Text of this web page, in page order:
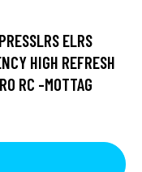
ELRS
HIGH REFRESH
RC -MOTTAG